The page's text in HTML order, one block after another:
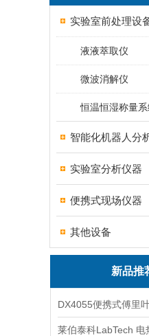
实验室前处理设
液液萃取仪
微波消解仪
恒温恒湿称量
智能化机器人分
实验室分析仪器
便携式现场仪器
其他设备
新品推
莱伯泰科LabTech 电